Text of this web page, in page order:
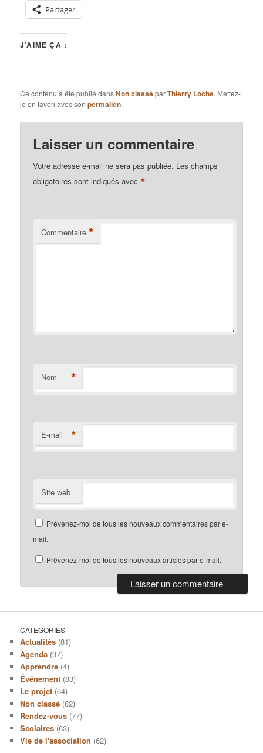
Partager
J’AIME ÇA :
Ce contenu a été publié dansNon classéparThierry Loche. Mettez-
le en favori avec sonpermalien.
Laisser un commentaire
Votre adresse e-mail ne sera pas publiée. Les champs
obligatoires sont indiqués avec*
Commentaire *
Nom *
E-mail *
Site web
Prévenez-moi de tous les nouveaux commentaires par e-
mail.
Prévenez-moi de tous les nouveaux articles par e-mail.
CATEGORIES
Actualités (81)
Agenda (97)
Apprendre (4)
Événement (83)
Le projet (64)
Non classé (82)
Rendez-vous (77)
Scolaires (63)
Vie de l'association (62)